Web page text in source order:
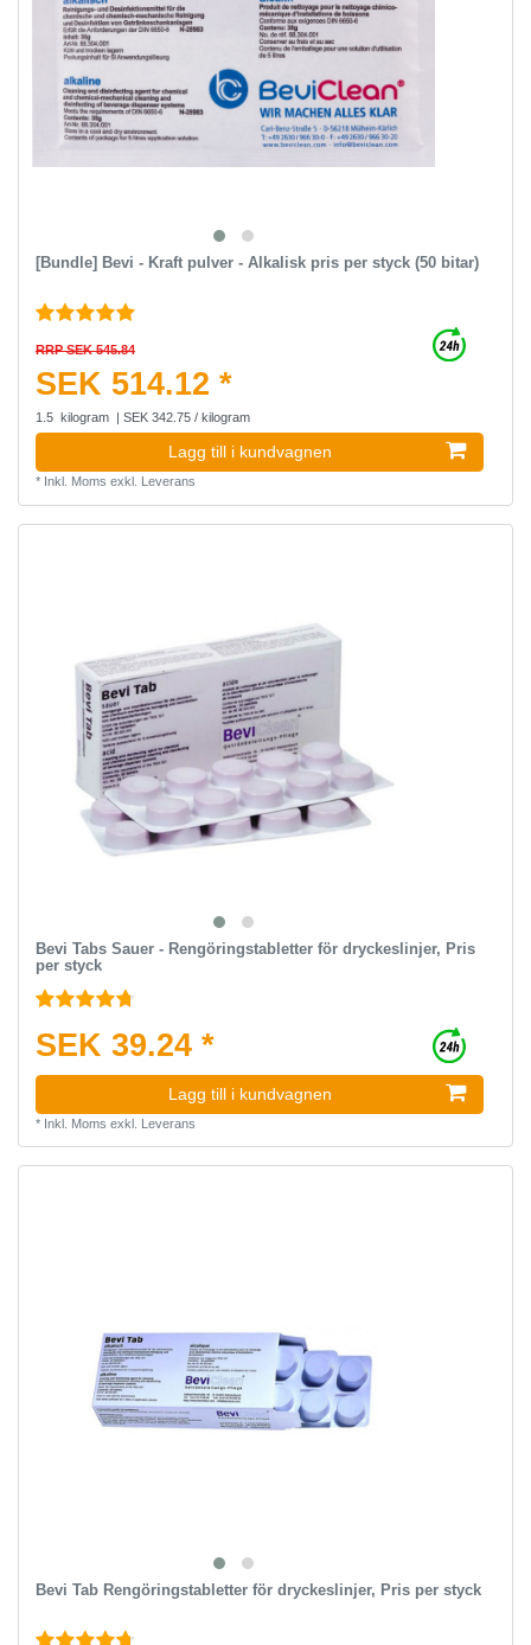
[Bundle] Bevi - Kraft pulver - Alkalisk pris per styck (50 bitar)
RRP SEK 545.84
SEK 514.12 *
1.5 kilogram | SEK 342.75 / kilogram
Lagg till i kundvagnen
* Inkl. Moms exkl. Leverans
Bevi Tabs Sauer - Rengöringstabletter för dryckeslinjer, Pris
per styck
SEK 39.24 *
Lagg till i kundvagnen
* Inkl. Moms exkl. Leverans
Bevi Tab Rengöringstabletter för dryckeslinjer, Pris per styck